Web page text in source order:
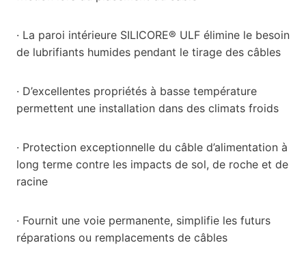
· La paroi intérieure SILICORE® ULF élimine le besoin
de lubrifiants humides pendant le tirage des câbles
· D’excellentes propriétés à basse température
permettent une installation dans des climats froids
· Protection exceptionnelle du câble d’alimentation à
long terme contre les impacts de sol, de roche et de
racine
· Fournit une voie permanente, simplifie les futurs
réparations ou remplacements de câbles